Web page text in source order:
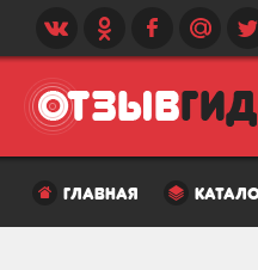
главная